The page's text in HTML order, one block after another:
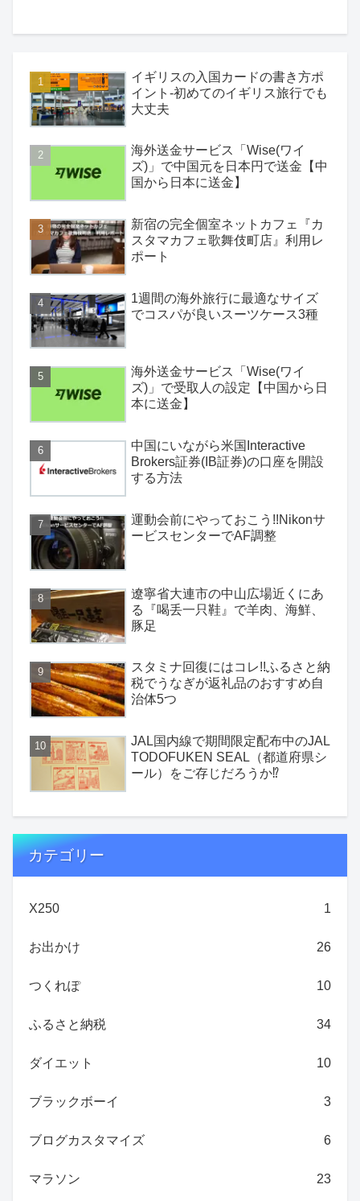
イギリスの入国カードの書き方ポ
イント-初めてのイギリス旅行でも
大丈夫
海外送金サービス「Wise(ワイ
ズ)」で中国元を日本円で送金【中
国から日本に送金】
新宿の完全個室ネットカフェ『カ
スタマカフェ歌舞伎町店』利用レ
ポート
1週間の海外旅行に最適なサイズ
でコスパが良いスーツケース3種
海外送金サービス「Wise(ワイ
ズ)」で受取人の設定【中国から日
本に送金】
中国にいながら米国Interactive
Brokers証券(IB証券)の口座を開設
する方法
運動会前にやっておこう!!Nikonサ
ービスセンターでAF調整
遼寧省大連市の中山広場近くにあ
る『喝丢一只鞋』で羊肉、海鮮、
豚足
スタミナ回復にはコレ!!ふるさと納
税でうなぎが返礼品のおすすめ自
治体5つ
JAL国内線で期間限定配布中のJAL
TODOFUKEN SEAL（都道府県シ
ール）をご存じだろうか⁉
カテゴリー
X250 1
お出かけ 26
つくれぽ 10
ふるさと納税 34
ダイエット 10
ブラックボーイ 3
ブログカスタマイズ 6
マラソン 23